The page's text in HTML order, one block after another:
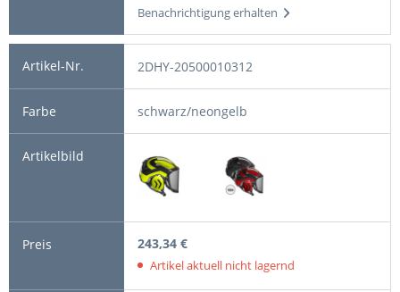
Benachrichtigung erhalten
2DHY-20500010312
schwarz/neongelb
243,34 €
Artikel aktuell nicht lagernd